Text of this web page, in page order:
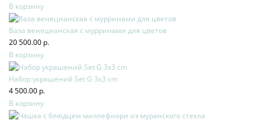
В корзину
Ваза венецианская с мурринами для цветов
20 500.00 р.
В корзину
Набор украшений Set G 3x3 cm
4 500.00 р.
В корзину